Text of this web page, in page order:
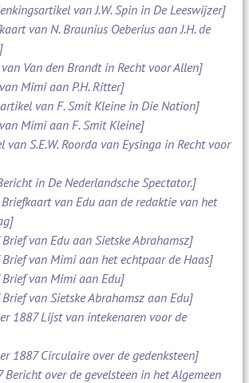
van J.W. Spin in De Leeswijzer]
van N. Braunius Oeberius aan J.H. de
Van den Brandt in Recht voor Allen]
Mimi aan P.H. Ritter]
van F. Smit Kleine in Die Nation]
Mimi aan F. Smit Kleine]
S.E.W. Roorda van Eysinga in Recht voor
in De Nederlandsche Spectator.]
van Edu aan de redaktie van het
van Edu aan Sietske Abrahamsz]
van Mimi aan het echtpaar de Haas]
van Mimi aan Edu]
van Sietske Abrahamsz aan Edu]
1887 Lijst van intekenaren voor de
1887 Circulaire over de gedenksteen]
Bericht over de gevelsteen in het Algemeen